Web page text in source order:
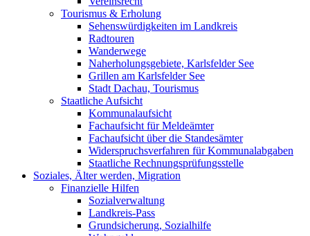
Tourismus & Erholung
Sehenswürdigkeiten im Landkreis
Radtouren
Wanderwege
Naherholungsgebiete, Karlsfelder See
Grillen am Karlsfelder See
Stadt Dachau, Tourismus
Staatliche Aufsicht
Kommunalaufsicht
Fachaufsicht für Meldeämter
Fachaufsicht über die Standesämter
Widerspruchsverfahren für Kommunalabgaben
Staatliche Rechnungsprüfungsstelle
Soziales, Älter werden, Migration
Finanzielle Hilfen
Sozialverwaltung
Landkreis-Pass
Grundsicherung, Sozialhilfe